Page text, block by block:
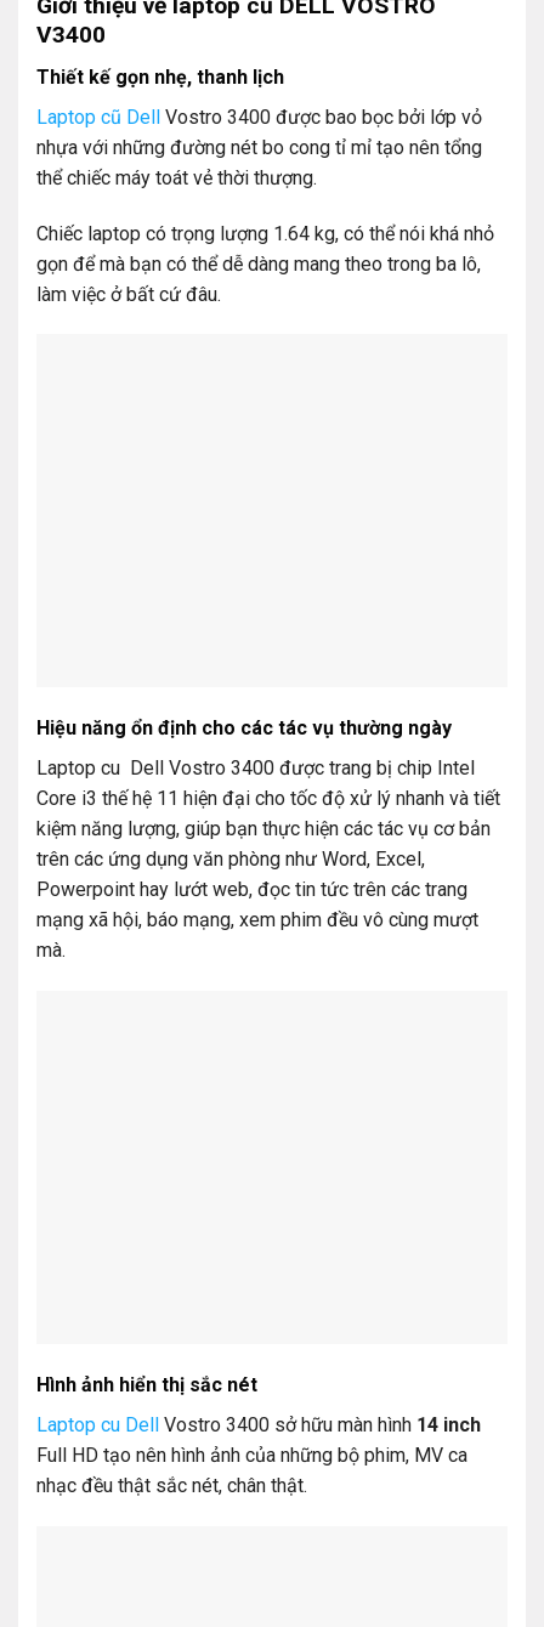
Giới thiệu về laptop cũ DELL VOSTRO
V3400
Thiết kế gọn nhẹ, thanh lịch
Laptop cũ Dell Vostro 3400 được bao bọc bởi lớp vỏ
nhựa với những đường nét bo cong tỉ mỉ tạo nên tổng
thể chiếc máy toát vẻ thời thượng.
Chiếc laptop có trọng lượng 1.64 kg, có thể nói khá nhỏ
gọn để mà bạn có thể dễ dàng mang theo trong ba lô,
làm việc ở bất cứ đâu.
Hiệu năng ổn định cho các tác vụ thường ngày
Laptop cu Dell Vostro 3400 được trang bị chip Intel
Core i3 thế hệ 11 hiện đại cho tốc độ xử lý nhanh và tiết
kiệm năng lượng, giúp bạn thực hiện các tác vụ cơ bản
trên các ứng dụng văn phòng như Word, Excel,
Powerpoint hay lướt web, đọc tin tức trên các trang
mạng xã hội, báo mạng, xem phim đều vô cùng mượt
mà.
Hình ảnh hiển thị sắc nét
Laptop cu Dell Vostro 3400 sở hữu màn hình 14 inch
Full HD tạo nên hình ảnh của những bộ phim, MV ca
nhạc đều thật sắc nét, chân thật.